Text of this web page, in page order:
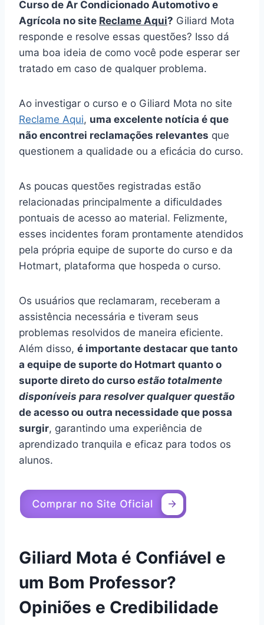
Curso de Ar Condicionado Automotivo e
Agrícola no site Reclame Aqui? Giliard Mota
responde e resolve essas questões? Isso dá
uma boa ideia de como você pode esperar ser
tratado em caso de qualquer problema.
Ao investigar o curso e o Giliard Mota no site
Reclame Aqui, uma excelente notícia é que
não encontrei reclamações relevantes que
questionem a qualidade ou a eficácia do curso.
As poucas questões registradas estão
relacionadas principalmente a dificuldades
pontuais de acesso ao material. Felizmente,
esses incidentes foram prontamente atendidos
pela própria equipe de suporte do curso e da
Hotmart, plataforma que hospeda o curso.
Os usuários que reclamaram, receberam a
assistência necessária e tiveram seus
problemas resolvidos de maneira eficiente.
Além disso, é importante destacar que tanto
a equipe de suporte do Hotmart quanto o
suporte direto do curso estão totalmente
disponíveis para resolver qualquer questão
de acesso ou outra necessidade que possa
surgir, garantindo uma experiência de
aprendizado tranquila e eficaz para todos os
alunos.
Giliard Mota é Confiável e
um Bom Professor?
Opiniões e Credibilidade